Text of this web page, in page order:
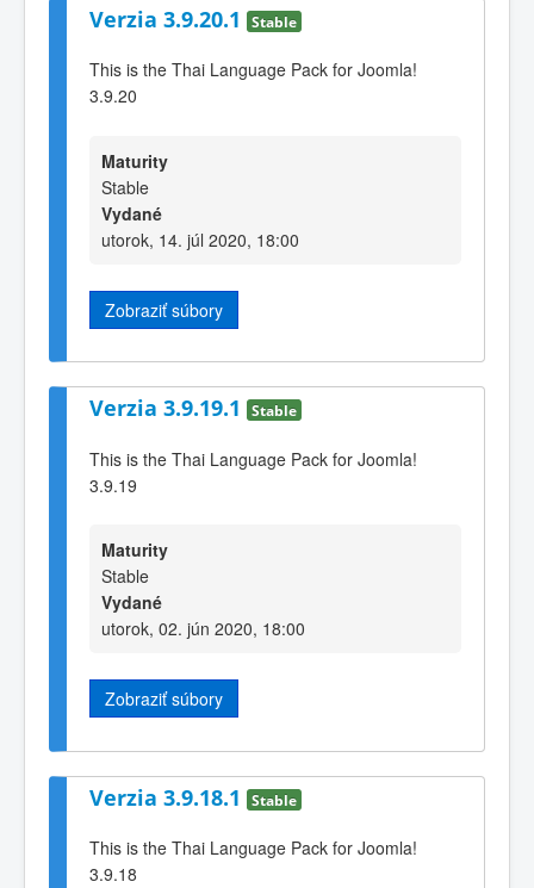
Verzia 3.9.20.1 Stable
This is the Thai Language Pack for Joomla!
3.9.20
Maturity
Stable
Vydané
utorok, 14. júl 2020, 18:00
Zobraziť súbory
Verzia 3.9.19.1 Stable
This is the Thai Language Pack for Joomla!
3.9.19
Maturity
Stable
Vydané
utorok, 02. jún 2020, 18:00
Zobraziť súbory
Verzia 3.9.18.1 Stable
This is the Thai Language Pack for Joomla!
3.9.18